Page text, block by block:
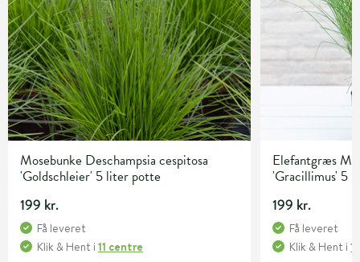
Mosebunke Deschampsia cespitosa
'Goldschleier' 5 liter potte
199 kr.
Få leveret
Klik & Hent i 11 centre
Elefantgræs
'Gracillimus' 5
199 kr.
Få leveret
Klik & Hent i